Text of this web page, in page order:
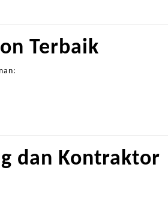
Terbaik
dan Kontraktor